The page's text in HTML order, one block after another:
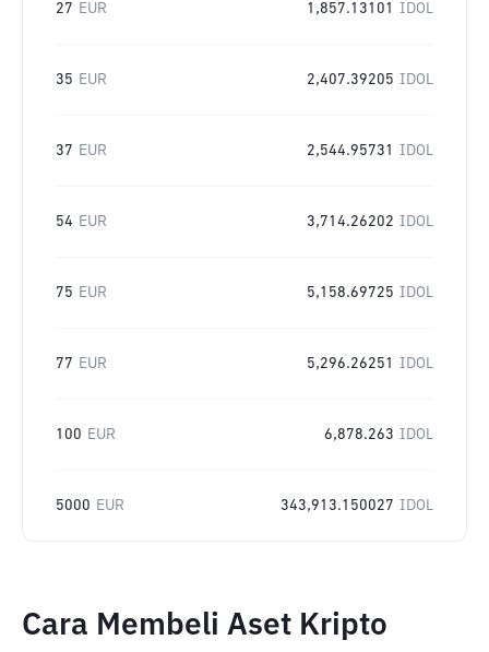
27 EUR 1,857.13101 IDOL
35 EUR 2,407.39205 IDOL
37 EUR 2,544.95731 IDOL
54 EUR 3,714.26202 IDOL
75 EUR 5,158.69725 IDOL
77 EUR 5,296.26251 IDOL
100 EUR 6,878.263 IDOL
5000 EUR 343,913.150027 IDOL
Cara Membeli Aset Kripto